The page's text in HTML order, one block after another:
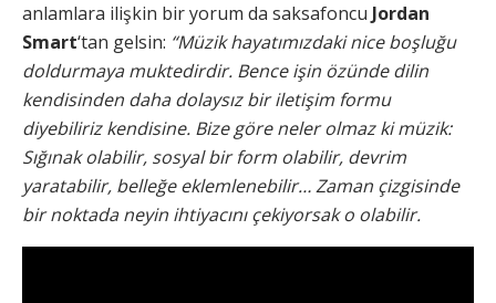
anlamlara ilişkin bir yorum da saksafoncu Jordan
Smart‘tan gelsin: “Müzik hayatımızdaki nice boşluğu
doldurmaya muktedirdir. Bence işin özünde dilin
kendisinden daha dolaysız bir iletişim formu
diyebiliriz kendisine. Bize göre neler olmaz ki müzik:
Sığınak olabilir, sosyal bir form olabilir, devrim
yaratabilir, belleğe eklemlenebilir… Zaman çizgisinde
bir noktada neyin ihtiyacını çekiyorsak o olabilir.